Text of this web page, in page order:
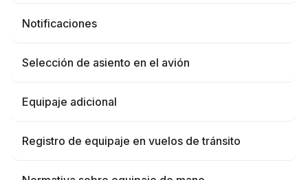
Notificaciones
Selección de asiento en el avión
Equipaje adicional
Registro de equipaje en vuelos de tránsito